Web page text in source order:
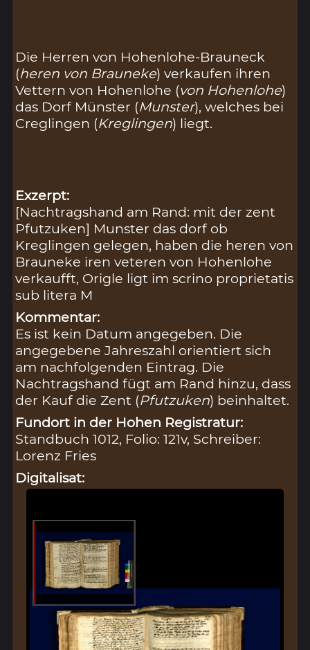
Die Herren von Hohenlohe-Brauneck
(heren von Brauneke) verkaufen ihren
Vettern von Hohenlohe (von Hohenlohe)
das Dorf Münster (Munster), welches bei
Creglingen (Kreglingen) liegt.
Exzerpt:
[Nachtragshand am Rand: mit der zent
Pfutzuken] Munster das dorf ob
Kreglingen gelegen, haben die heren von
Brauneke iren veteren von Hohenlohe
verkaufft, Origle ligt im scrino proprietatis
sub litera M
Kommentar:
Es ist kein Datum angegeben. Die
angegebene Jahreszahl orientiert sich
am nachfolgenden Eintrag. Die
Nachtragshand fügt am Rand hinzu, dass
der Kauf die Zent (Pfutzuken) beinhaltet.
Fundort in der Hohen Registratur:
Standbuch 1012, Folio: 121v, Schreiber:
Lorenz Fries
Digitalisat: